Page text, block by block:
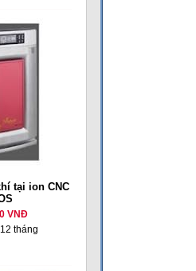
tại ion CNC
VNĐ
tháng